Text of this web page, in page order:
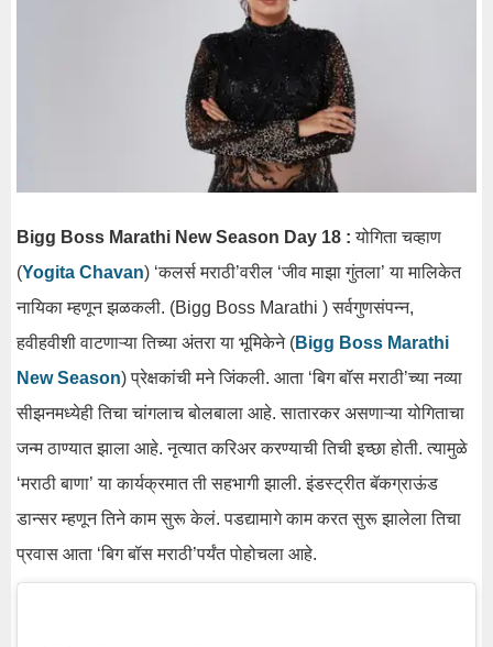
Bigg Boss Marathi New Season Day 18 : योगिता चव्हाण
(Yogita Chavan) ‘कलर्स मराठी’वरील ‘जीव माझा गुंतला’ या मालिकेत
नायिका म्हणून झळकली. (Bigg Boss Marathi ) सर्वगुणसंपन्न,
हवीहवीशी वाटणाऱ्या तिच्या अंतरा या भूमिकेने (Bigg Boss Marathi
New Season) प्रेक्षकांची मने जिंकली. आता ‘बिग बॉस मराठी’च्या नव्या
सीझनमध्येही तिचा चांगलाच बोलबाला आहे. सातारकर असणाऱ्या योगिताचा
जन्म ठाण्यात झाला आहे. नृत्यात करिअर करण्याची तिची इच्छा होती. त्यामुळे
‘मराठी बाणा’ या कार्यक्रमात ती सहभागी झाली. इंडस्ट्रीत बॅकग्राऊंड
डान्सर म्हणून तिने काम सुरू केलं. पडद्यामागे काम करत सुरू झालेला तिचा
प्रवास आता ‘बिग बॉस मराठी’पर्यंत पोहोचला आहे.